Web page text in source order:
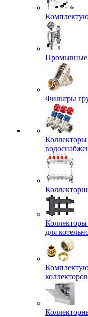
Промывные
Фильтры
Коллекторы
Коллекторы
для
коллекторов